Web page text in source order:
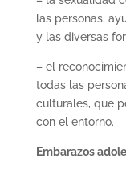
las personas,
y las diversas
– el
todas las
culturales, que
con el entorno.
Embarazos